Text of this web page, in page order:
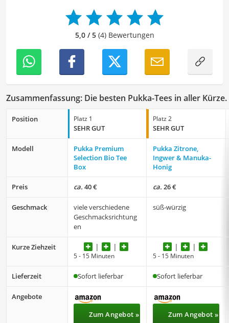
gesunde als auch genussvolle Beziehung zu
Lebensmitteln zu entwickeln. Durch meine Texte möchte
ich Leser dazu anregen, Essen nicht nur als eine
Kreativität und Gemeinschaft zu nutzen.
Der Pukka-Tee-Vergleich ist aus unserer Sicht besonders
5,0 / 5(4) Bewertungen
Zusammenfassung: Die besten Pukka-Tees in aller Kürze.
Position Platz 1
SEHR GUT
Platz 2
SEHR GUT
Modell
Pukka Premium
Selection Bio Tee
Box
Pukka Zitrone,
Ingwer & Manuka-
Honig
Preis ca. 40 € ca. 26 €
Geschmack
viele verschiedene
Geschmacksrichtung
en
süß-würzig
Kurze Ziehzeit
5 - 15 Minuten 5 - 15 Minuten
Lieferzeit Sofort lieferbar Sofort lieferbar
Angebote
Zum Angebot »
Zum Angebot »